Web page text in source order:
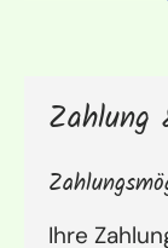
Zahlung
Ihre